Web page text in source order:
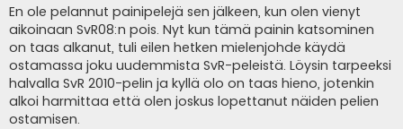
e
s
t
i
En ole pelannut painipelejä sen jälkeen, kun olen vienyt
aikoinaan SvR08:n pois. Nyt kun tämä painin katsominen
on taas alkanut, tuli eilen hetken mielenjohde käydä
ostamassa joku uudemmista SvR-peleistä. Löysin tarpeeksi
halvalla SvR 2010-pelin ja kyllä olo on taas hieno, jotenkin
alkoi harmittaa että olen joskus lopettanut näiden pelien
ostamisen.